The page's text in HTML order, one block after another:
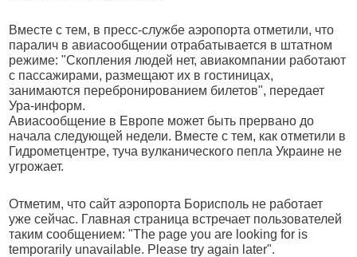
Вместе с тем, в пресс-службе аэропорта отметили, что
паралич в авиасообщении отрабатывается в штатном
режиме: "Скопления людей нет, авиакомпании работают
с пассажирами, размещают их в гостиницах,
занимаются перебронированием билетов", передает
Ура-информ.
Авиасообщение в Европе может быть прервано до
начала следующей недели. Вместе с тем, как отметили в
Гидрометцентре, туча вулканического пепла Украине не
угрожает.
Отметим, что сайт аэропорта Борисполь не работает
уже сейчас. Главная страница встречает пользователей
таким сообщением: "The page you are looking for is
temporarily unavailable. Please try again later".